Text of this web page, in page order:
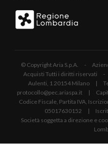
© Copyright Aria S.p.A. -
Acquisti Tutti i diritti riservati -
Aulenti, 1 20154 Milano |
protocollo@pec.ariaspa.it |
Codice Fiscale, Partita IVA,
05017630152 | Iscritta
Società soggetta a direzione e